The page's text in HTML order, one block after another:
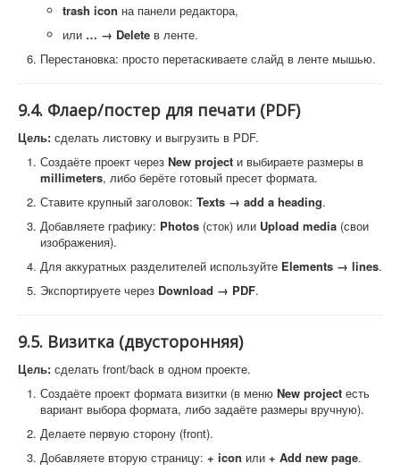
trash icon на панели редактора,
или … → Delete в ленте.
Перестановка: просто перетаскиваете слайд в ленте мышью.
9.4. Флаер/постер для печати (PDF)
Цель: сделать листовку и выгрузить в PDF.
Создаёте проект через New project и выбираете размеры в
millimeters, либо берёте готовый пресет формата.
Ставите крупный заголовок: Texts → add a heading.
Добавляете графику: Photos (сток) или Upload media (свои
изображения).
Для аккуратных разделителей используйте Elements → lines.
Экспортируете через Download → PDF.
9.5. Визитка (двусторонняя)
Цель: сделать front/back в одном проекте.
Создаёте проект формата визитки (в меню New project есть
вариант выбора формата, либо задаёте размеры вручную).
Делаете первую сторону (front).
Добавляете вторую страницу: + icon или + Add new page.